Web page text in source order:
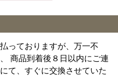
っておりますが、万一不
商品到着後８日以内にご連
て、すぐに交換させていた